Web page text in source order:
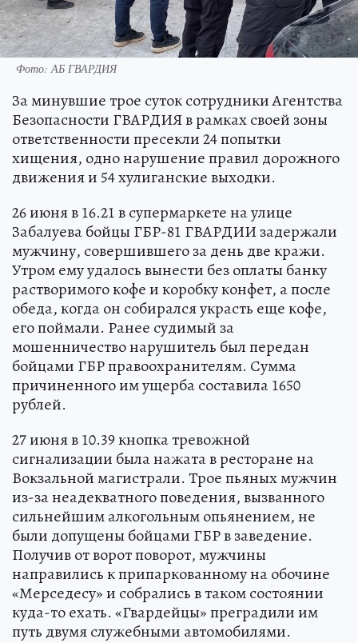
Фото: АБ ГВАРДИЯ
За минувшие трое суток сотрудники Агентства
Безопасности ГВАРДИЯ в рамках своей зоны
ответственности пресекли 24 попытки
хищения, одно нарушение правил дорожного
движения и 54 хулиганские выходки.
26 июня в 16.21 в супермаркете на улице
Забалуева бойцы ГБР-81 ГВАРДИИ задержали
мужчину, совершившего за день две кражи.
Утром ему удалось вынести без оплаты банку
растворимого кофе и коробку конфет, а после
обеда, когда он собирался украсть еще кофе,
его поймали. Ранее судимый за
мошенничество нарушитель был передан
бойцами ГБР правоохранителям. Сумма
причиненного им ущерба составила 1650
рублей.
27 июня в 10.39 кнопка тревожной
сигнализации была нажата в ресторане на
Вокзальной магистрали. Трое пьяных мужчин
из-за неадекватного поведения, вызванного
сильнейшим алкогольным опьянением, не
были допущены бойцами ГБР в заведение.
Получив от ворот поворот, мужчины
направились к припаркованному на обочине
«Мерседесу» и собрались в таком состоянии
куда-то ехать. «Гвардейцы» преградили им
путь двумя служебными автомобилями.